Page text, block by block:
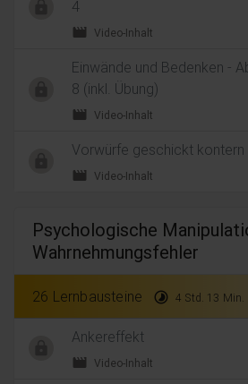
4
movie Video-Inhalt
Einwände und Bedenken -
8 (inkl. Übung)
movie Video-Inhalt
Vorwürfe geschickt kontern
movie Video-Inhalt
Psychologische
Wahrnehmungsfehler
26 Lernbausteine timelapse 4 Std. 13 Min.
Ankereffekt
movie Video-Inhalt